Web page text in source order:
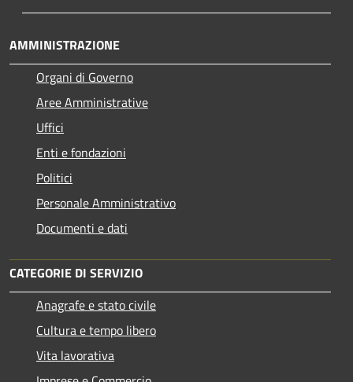
AMMINISTRAZIONE
Organi di Governo
Aree Amministrative
Uffici
Enti e fondazioni
Politici
Personale Amministrativo
Documenti e dati
CATEGORIE DI SERVIZIO
Anagrafe e stato civile
Cultura e tempo libero
Vita lavorativa